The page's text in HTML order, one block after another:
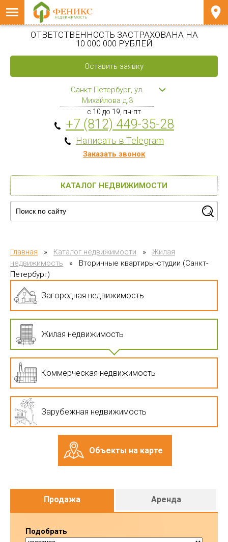
ОТВЕТСТВЕННОСТЬ ЗАСТРАХОВАНА НА
10 000 000 РУБЛЕЙ
Оставить заявку
Санкт-Петербург, ул.
Михайлова д.3
с 10 до 19, пн-пт
+7 (812) 449-35-28
Написать в Telegram
Заказать звонок
КАТАЛОГ НЕДВИЖИМОСТИ
Главная » Каталог недвижимости »
Жилая
недвижимость
»
Вторичные квартиры-студии (Санкт-
Петербург)
Загородная недвижимость
Жилая недвижимость
Коммерческая недвижимость
Зарубежная недвижимость
Объекты на карте
Продажа Аренда
Подобрать